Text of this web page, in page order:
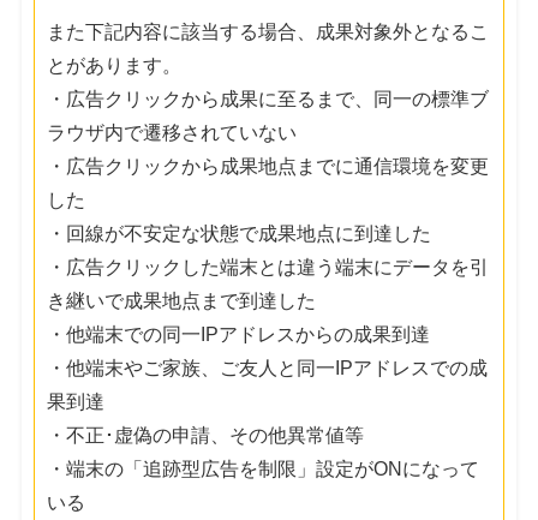
また下記内容に該当する場合、成果対象外となるこ
とがあります。
・広告クリックから成果に至るまで、同一の標準ブ
ラウザ内で遷移されていない
・広告クリックから成果地点までに通信環境を変更
した
・回線が不安定な状態で成果地点に到達した
・広告クリックした端末とは違う端末にデータを引
き継いで成果地点まで到達した
・他端末での同一IPアドレスからの成果到達
・他端末やご家族、ご友人と同一IPアドレスでの成
果到達
・不正･虚偽の申請、その他異常値等
・端末の「追跡型広告を制限」設定がONになって
いる